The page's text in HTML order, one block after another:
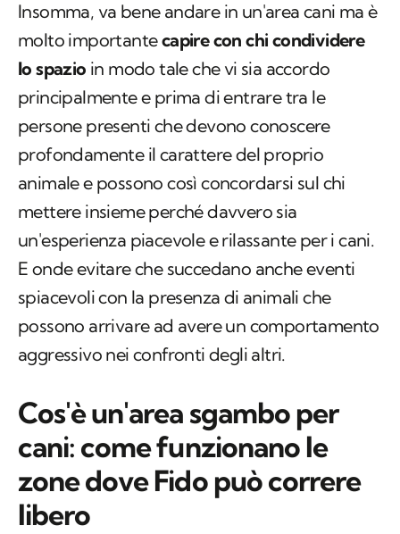
Insomma, va bene andare in un'area cani ma è
molto importantecapire con chi condividere
lo spazio in modo tale che vi sia accordo
principalmente e prima di entrare tra le
persone presenti che devono conoscere
profondamente il carattere del proprio
animale e possono così concordarsi sul chi
mettere insieme perché davvero sia
un'esperienza piacevole e rilassante per i cani.
E onde evitare che succedano anche eventi
spiacevoli con la presenza di animali che
possono arrivare ad avere un comportamento
aggressivo nei confronti degli altri.
Cos'è un'area sgambo per
cani: come funzionano le
zone dove Fido può correre
libero